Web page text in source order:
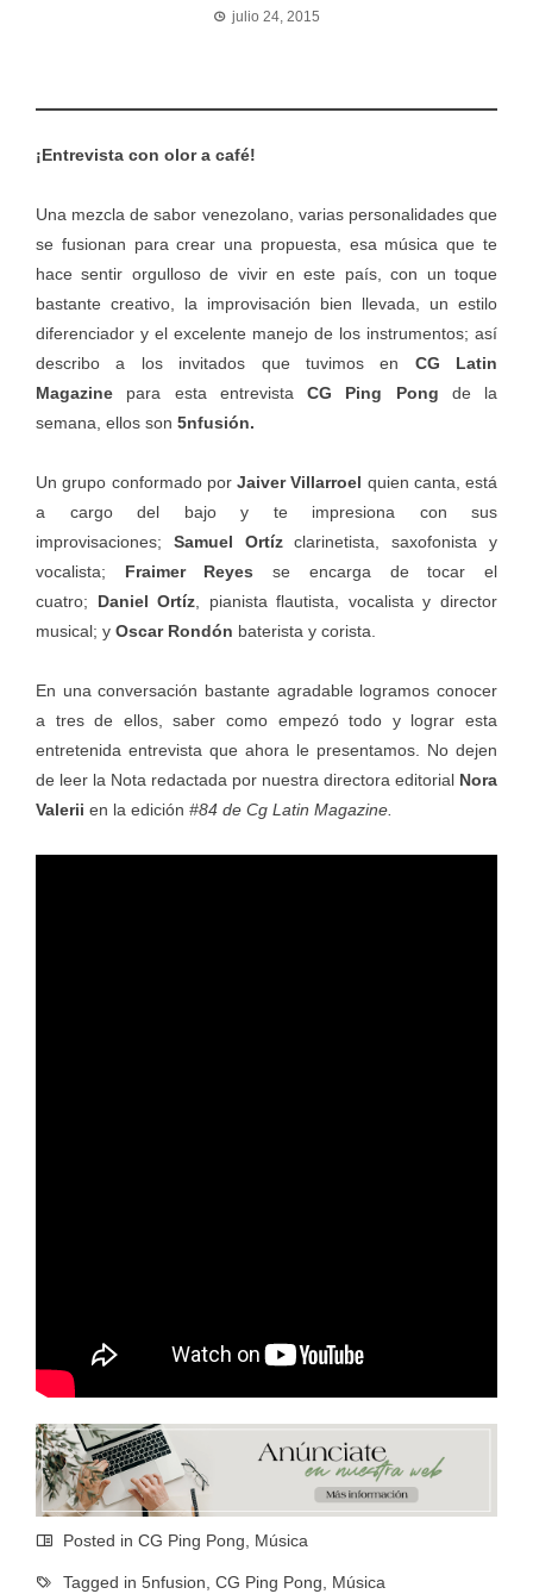
julio 24, 2015
¡Entrevista con olor a café!
Una mezcla de sabor venezolano, varias personalidades que
se fusionan para crear una propuesta, esa música que te
hace sentir orgulloso de vivir en este país, con un toque
bastante creativo, la improvisación bien llevada, un estilo
diferenciador y el excelente manejo de los instrumentos; así
describo a los invitados que tuvimos en CG Latin
Magazine para esta entrevista CG Ping Pong de la
semana, ellos son 5nfusión.
Un grupo conformado por Jaiver Villarroel quien canta, está
a cargo del bajo y te impresiona con sus
improvisaciones; Samuel Ortízclarinetista, saxofonista y
vocalista; Fraimer Reyes se encarga de tocar el
cuatro; Daniel Ortíz, pianista flautista, vocalista y director
musical; y Oscar Rondón baterista y corista.
En una conversación bastante agradable logramos conocer
a tres de ellos, saber como empezó todo y lograr esta
entretenida entrevista que ahora le presentamos. No dejen
de leer la Nota redactada por nuestra directora editorial Nora
Valerii en la edición #84 de Cg Latin Magazine.
Posted in CG Ping Pong Música
Tagged in 5nfusion CG Ping Pong Música